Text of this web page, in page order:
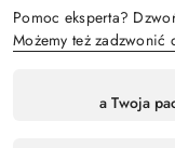
Pomoc eksperta?
Możemy też zadzwonić
a Twoja